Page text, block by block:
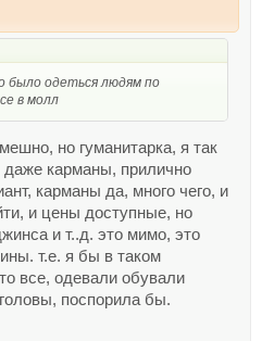
было одеться людям по
в молл
но гуманитарка, я так
даже карманы, прилично
карманы да, много чего, и
и цены доступные, но
и т..д. это мимо, это
т.е. я бы в таком
все, одевали обували
поспорила бы.